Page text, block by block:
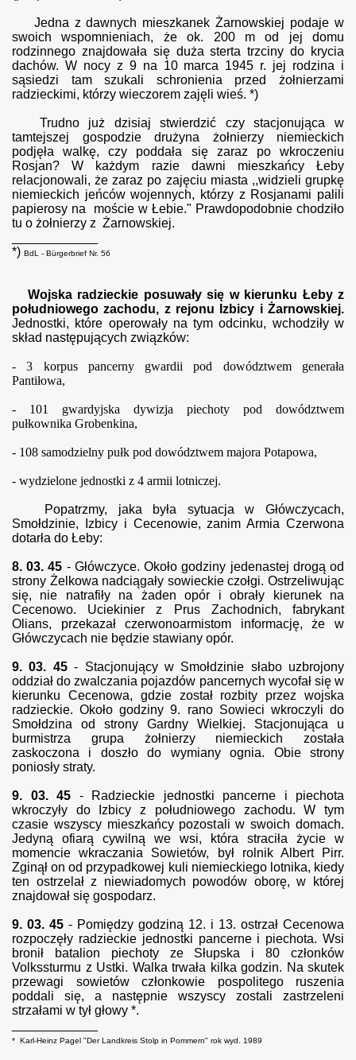
Jedna z dawnych mieszkanekŻarnowskiej podaje w
swoich wspomnieniach, że ok. 200 m od jej domu
rodzinnego znajdowała się duża sterta trzciny do krycia
dachów. W nocy z 9 na 10 marca 1945 r. jej rodzina i
sąsiedzi tam szukali schronienia przed żołnierzami
radzieckimi, którzy wieczorem zajęli wieś. *)
Trudno już dzisiaj stwierdzić czy stacjonująca w
tamtejszej gospodzie drużyna żołnierzy niemieckich
podjęła walkę, czy poddała się zaraz po wkroczeniu
Rosjan? W każdym razie dawni mieszkańcy Łeby
relacjonowali, że zaraz po zajęciu miasta ,,widzieli grupkę
niemieckich jeńców wojennych, którzy z Rosjanami palili
papierosy na moście w Łebie." Prawdopodobnie chodziło
tu o żołnierzy z Żarnowskiej.
*) BdL - Bürgerbrief Nr. 56
Wojska radzieckie posuwały się w kierunku Łeby z
południowego zachodu, z rejonu Izbicy i Żarnowskiej.
Jednostki, które operowały na tym odcinku, wchodziły w
skład następujących związków:
- 3 korpus pancerny gwardii pod dowództwem generała
Pantiłowa,
- 101 gwardyjska dywizja piechoty pod dowództwem
pułkownika Grobenkina,
- 108 samodzielny pułk pod dowództwem majora Potapowa,
- wydzielone jednostki z 4 armii lotniczej.
Popatrzmy, jaka była sytuacja w Główczycach,
Smołdzinie, Izbicy i Cecenowie, zanim Armia Czerwona
dotarła do Łeby:
8. 03. 45 - Główczyce. Około godziny jedenastej drogą od
strony Żelkowa nadciągały sowieckie czołgi. Ostrzeliwując
się, nie natrafiły na żaden opór i obrały kierunek na
Cecenowo. Uciekinier z Prus Zachodnich, fabrykant
Olians, przekazał czerwonoarmistom informację, że w
Główczycach nie będzie stawiany opór.
9. 03. 45- Stacjonujący w Smołdzinie słabo uzbrojony
oddział do zwalczania pojazdów pancernych wycofał się w
kierunku Cecenowa, gdzie został rozbity przez wojska
radzieckie. Około godziny 9. rano Sowieci wkroczyli do
Smołdzina od strony Gardny Wielkiej. Stacjonująca u
burmistrza grupa żołnierzy niemieckich została
zaskoczona i doszło do wymiany ognia. Obie strony
poniosły straty.
9. 03. 45 - Radzieckie jednostki pancerne i piechota
wkroczyły do Izbicy z południowego zachodu. W tym
czasie wszyscy mieszkańcy pozostali w swoich domach.
Jedyną ofiarą cywilną we wsi, która straciła życie w
momencie wkraczania Sowietów, był rolnik Albert Pirr.
Zginął on od przypadkowej kuli niemieckiego lotnika, kiedy
ten ostrzelał z niewiadomych powodów oborę, w której
znajdował się gospodarz.
9. 03. 45 - Pomiędzy godziną 12. i 13. ostrzał Cecenowa
rozpoczęły radzieckie jednostki pancerne i piechota. Wsi
bronił batalion piechoty ze Słupska i 80 członków
Volkssturmu z Ustki. Walka trwała kilka godzin. Na skutek
przewagi sowietów członkowie pospolitego ruszenia
poddali się, a następnie wszyscy zostali zastrzeleni
strzałami w tył głowy *.
* Karl-Heinz Pagel "Der Landkreis Stolp in Pommern" rok wyd. 1989